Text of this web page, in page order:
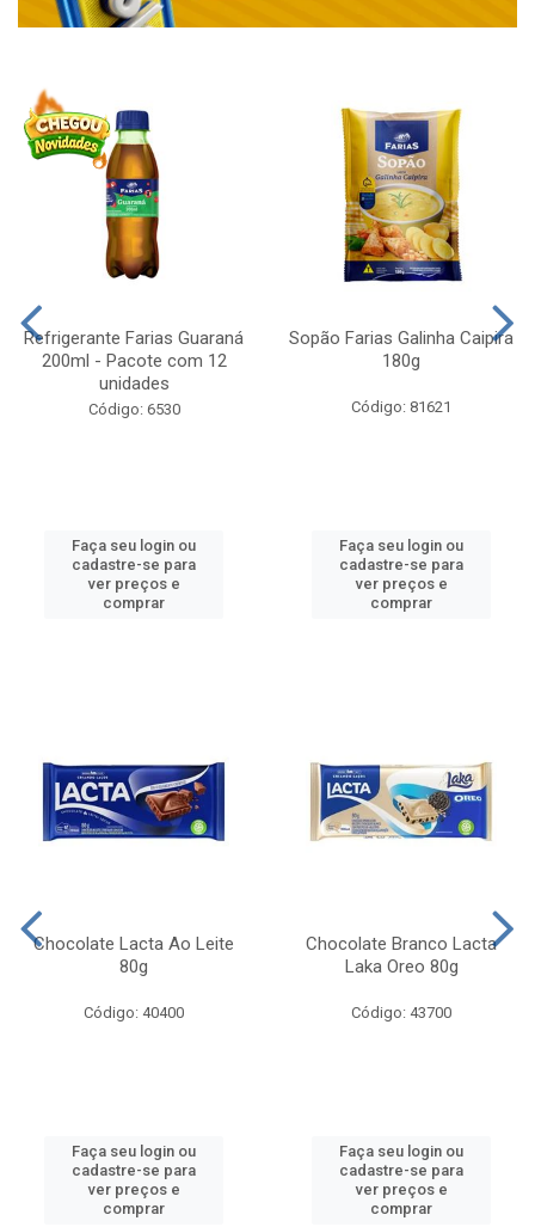
Refrigerante Farias Guaraná
200ml - Pacote com 12
unidades
Código: 6530
Faça seu login ou
cadastre-se para
ver preços e
comprar
Sopão Farias Galinha Caipira
180g
Código: 81621
Faça seu login ou
cadastre-se para
ver preços e
comprar
Chocolate Lacta Ao Leite
80g
Código: 40400
Faça seu login ou
cadastre-se para
ver preços e
comprar
Chocolate Branco Lacta
Laka Oreo 80g
Código: 43700
Faça seu login ou
cadastre-se para
ver preços e
comprar